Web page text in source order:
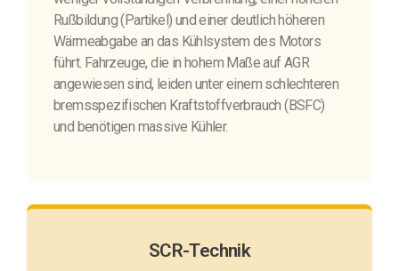
Rußbildung (Partikel) und einer deutlich höheren
Wärmeabgabe an das Kühlsystem des Motors
führt. Fahrzeuge, die in hohem Maße auf AGR
angewiesen sind, leiden unter einem schlechteren
bremsspezifischen Kraftstoffverbrauch (BSFC)
und benötigen massive Kühler.
SCR-Technik